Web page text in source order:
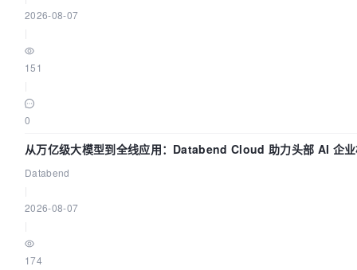
2026-08-07
151
0
从万亿级大模型到全线应用：Databend Cloud 助力头部 AI 企
Trace 数据管道
Databend
2026-08-07
174